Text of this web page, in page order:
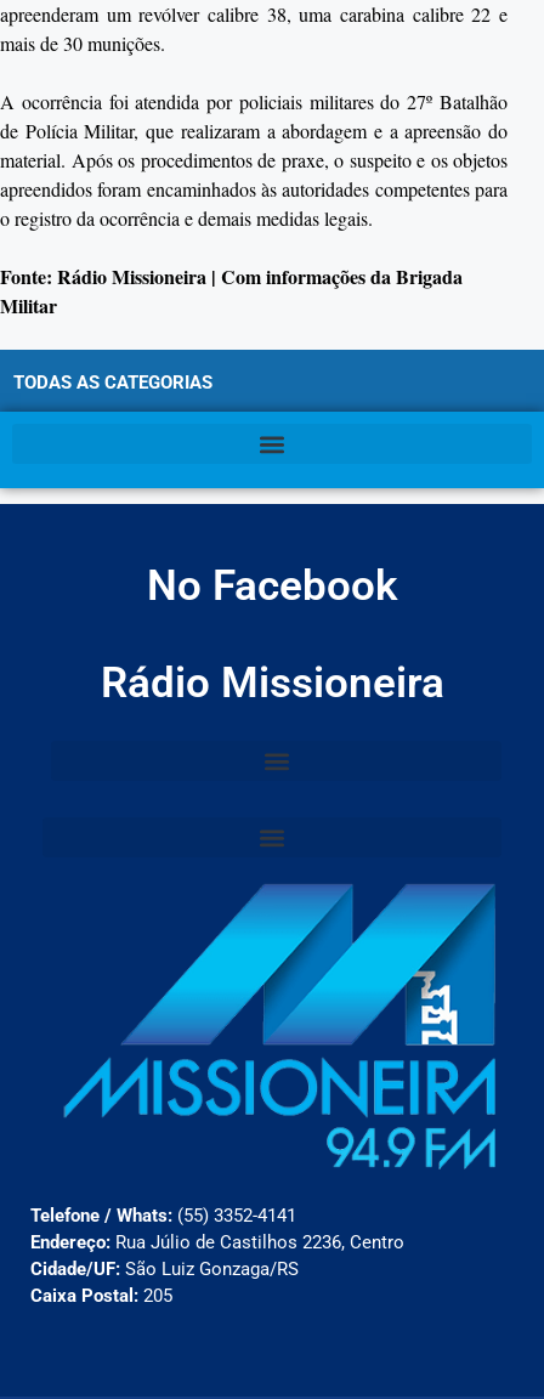
apreenderam um revólver calibre 38, uma carabina calibre 22 e
mais de 30 munições.
A ocorrência foi atendida por policiais militares do 27º Batalhão
de Polícia Militar, que realizaram a abordagem e a apreensão do
material. Após os procedimentos de praxe, o suspeito e os objetos
apreendidos foram encaminhados às autoridades competentes para
o registro da ocorrência e demais medidas legais.
Fonte: Rádio Missioneira | Com informações da Brigada
Militar
TODAS AS CATEGORIAS
No Facebook
Rádio Missioneira
Telefone / Whats: (55) 3352-4141
Endereço: Rua Júlio de Castilhos 2236, Centro
Cidade/UF: São Luiz Gonzaga/RS
Caixa Postal: 205